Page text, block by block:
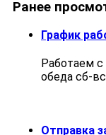
Ранее
График
Работаем с
обеда cб-
Отправка